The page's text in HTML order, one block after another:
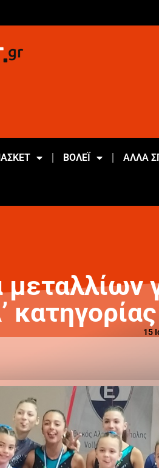
ΒΟΛΕΪ ΑΛΛΑ
15